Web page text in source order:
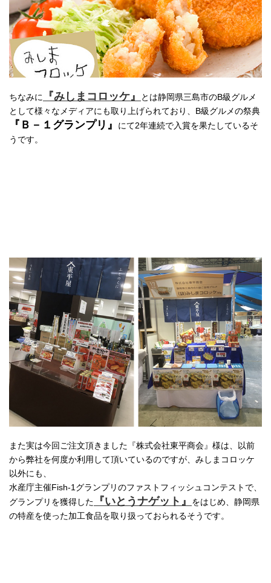
ちなみに 『みしまコロッケ』
とは静岡県三島市のB級グルメ
として様々なメディアにも取り上げられており、B級グルメの祭典
『Ｂ－１グランプリ』
にて2年連続で入賞を果たしているそ
うです。
また実は今回ご注文頂きました『株式会社東平商会』様は、以前
から弊社を何度か利用して頂いているのですが、みしまコロッケ
以外にも、
水産庁主催Fish-1グランプリのファストフィッシュコンテストで、
グランプリを獲得した
『いとうナゲット』
をはじめ、静岡県
の特産を使った加工食品を取り扱っておられるそうです。